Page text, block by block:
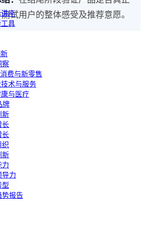
座
具
察
费与新零售
术与服务
与医疗
牌
新
长
长
织
新
力
导力
型
势报告
试用户的整体感受及推荐意愿。